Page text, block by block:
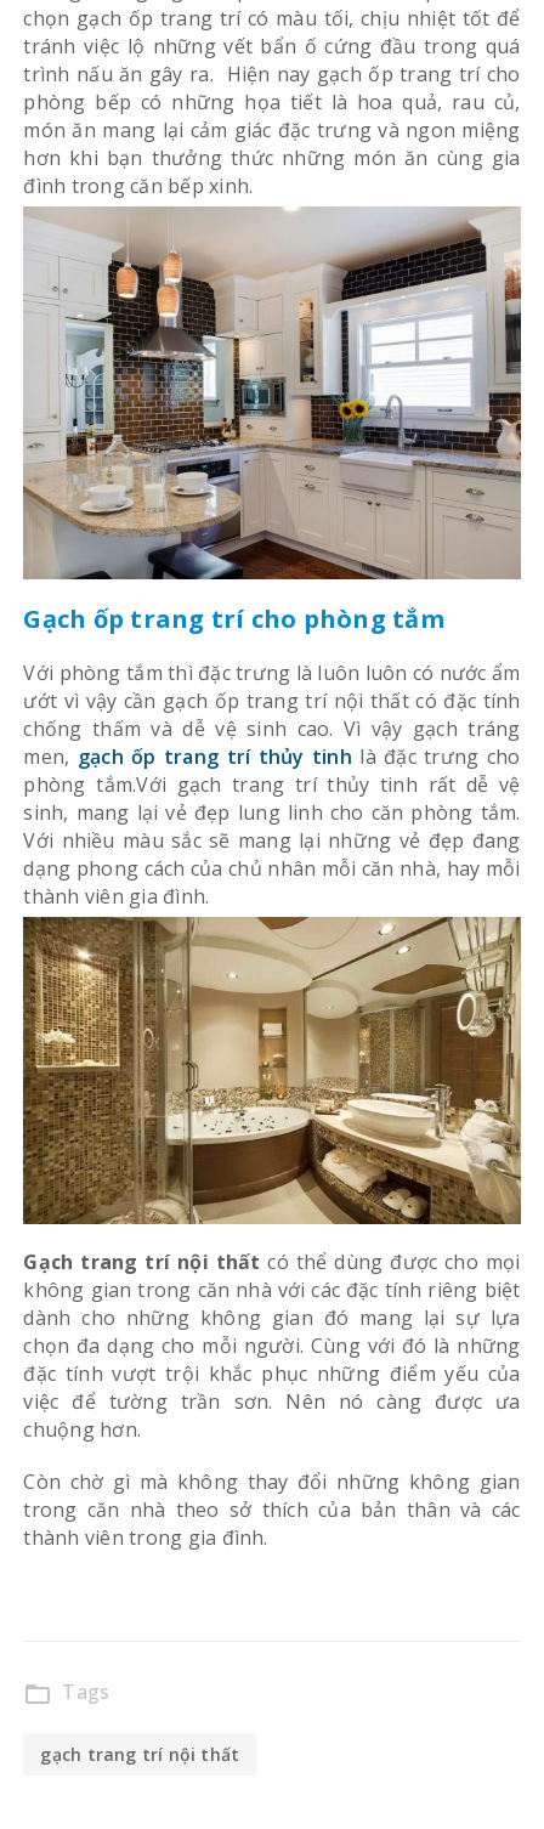
chọn gạch ốp trang trí có màu tối, chịu nhiệt tốt để
tránh việc lộ những vết bẩn ố cứng đầu trong quá
trình nấu ăn gây ra. Hiện nay gạch ốp trang trí cho
phòng bếp có những họa tiết là hoa quả, rau củ,
món ăn mang lại cảm giác đặc trưng và ngon miệng
hơn khi bạn thưởng thức những món ăn cùng gia
đình trong căn bếp xinh.
Gạch ốp trang trí cho phòng tắm
Với phòng tắm thì đặc trưng là luôn luôn có nước ẩm
ướt vì vậy cần gạch ốp trang trí nội thất có đặc tính
chống thấm và dễ vệ sinh cao. Vì vậy gạch tráng
men, gạch ốp trang trí thủy tinh là đặc trưng cho
phòng tắm.Với gạch trang trí thủy tinh rất dễ vệ
sinh, mang lại vẻ đẹp lung linh cho căn phòng tắm.
Với nhiều màu sắc sẽ mang lại những vẻ đẹp đang
dạng phong cách của chủ nhân mỗi căn nhà, hay mỗi
thành viên gia đình.
Gạch trang trí nội thất có thể dùng được cho mọi
không gian trong căn nhà với các đặc tính riêng biệt
dành cho những không gian đó mang lại sự lựa
chọn đa dạng cho mỗi người. Cùng với đó là những
đặc tính vượt trội khắc phục những điểm yếu của
việc để tường trần sơn. Nên nó càng được ưa
chuộng hơn.
Còn chờ gì mà không thay đổi những không gian
trong căn nhà theo sở thích của bản thân và các
thành viên trong gia đình.
folder_open Tags
gạch trang trí nội thất